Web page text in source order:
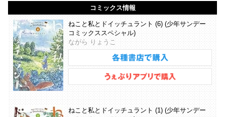
コミックス情報
ねこと私とドイッチュラント (6) (少年サンデー
コミックススペシャル)
ながら りょうこ
ねこと私とドイッチュラント (1) (少年サンデー